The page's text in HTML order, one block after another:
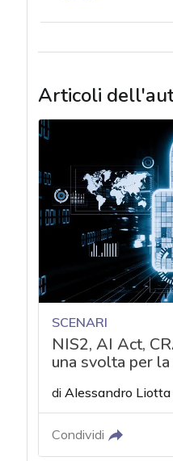
Articoli
SCENARI
NIS2, AI Act,
una svolta per
di Alessandro Liotta
Condividi